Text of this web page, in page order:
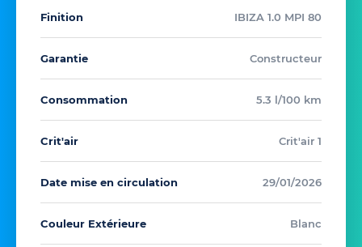
Finition IBIZA 1.0 MPI 80
Garantie Constructeur
Consommation 5.3 l/100 km
Crit'air Crit'air 1
Date mise en circulation 29/01/2026
Couleur Extérieure Blanc